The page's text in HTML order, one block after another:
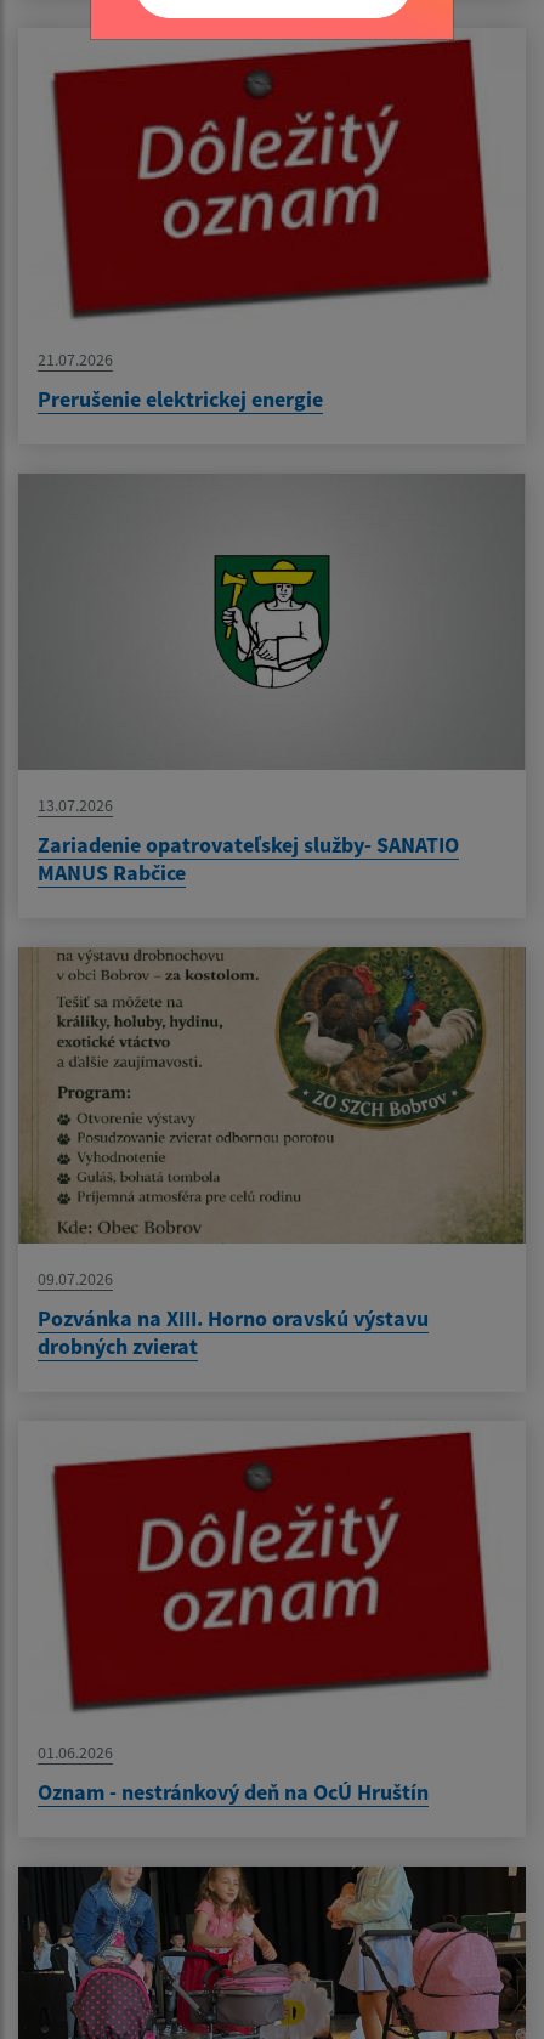
21.07.2026
Prerušenie elektrickej energie
13.07.2026
Zariadenie opatrovateľskej služby- SANATIO
MANUS Rabčice
09.07.2026
Pozvánka na XIII. Horno oravskú výstavu
drobných zvierat
01.06.2026
Oznam - nestránkový deň na OcÚ Hruštín